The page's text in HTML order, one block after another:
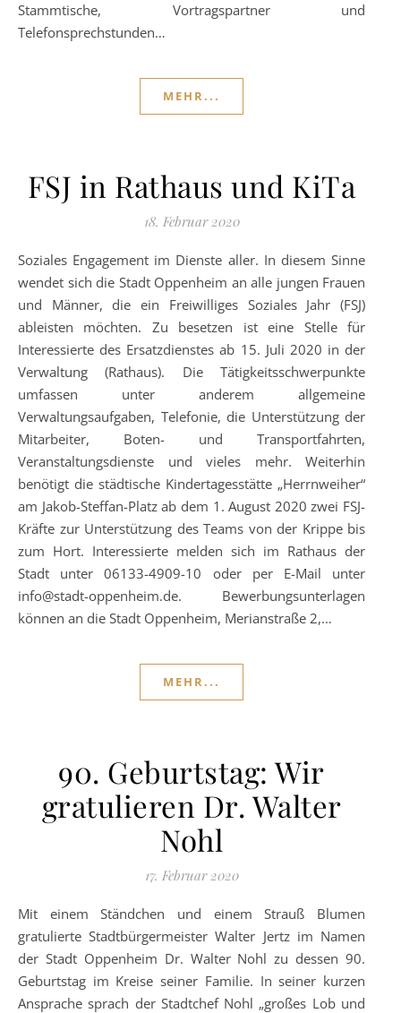
Stammtische, Vortragspartner und
Telefonsprechstunden…
MEHR...
FSJ in Rathaus und KiTa
18. Februar 2020
Soziales Engagement im Dienste aller. In diesem Sinne
wendet sich die Stadt Oppenheim an alle jungen Frauen
und Männer, die ein Freiwilliges Soziales Jahr (FSJ)
ableisten möchten. Zu besetzen ist eine Stelle für
Interessierte des Ersatzdienstes ab 15. Juli 2020 in der
Verwaltung (Rathaus). Die Tätigkeitsschwerpunkte
umfassen unter anderem allgemeine
Verwaltungsaufgaben, Telefonie, die Unterstützung der
Mitarbeiter, Boten- und Transportfahrten,
Veranstaltungsdienste und vieles mehr. Weiterhin
benötigt die städtische Kindertagesstätte „Herrnweiher“
am Jakob-Steffan-Platz ab dem 1. August 2020 zwei FSJ-
Kräfte zur Unterstützung des Teams von der Krippe bis
zum Hort. Interessierte melden sich im Rathaus der
Stadt unter 06133-4909-10 oder per E-Mail unter
info@stadt-oppenheim.de. Bewerbungsunterlagen
können an die Stadt Oppenheim, Merianstraße 2,…
MEHR...
90. Geburtstag: Wir
gratulieren Dr. Walter
Nohl
17. Februar 2020
Mit einem Ständchen und einem Strauß Blumen
gratulierte Stadtbürgermeister Walter Jertz im Namen
der Stadt Oppenheim Dr. Walter Nohl zu dessen 90.
Geburtstag im Kreise seiner Familie. In seiner kurzen
Ansprache sprach der Stadtchef Nohl „großes Lob und